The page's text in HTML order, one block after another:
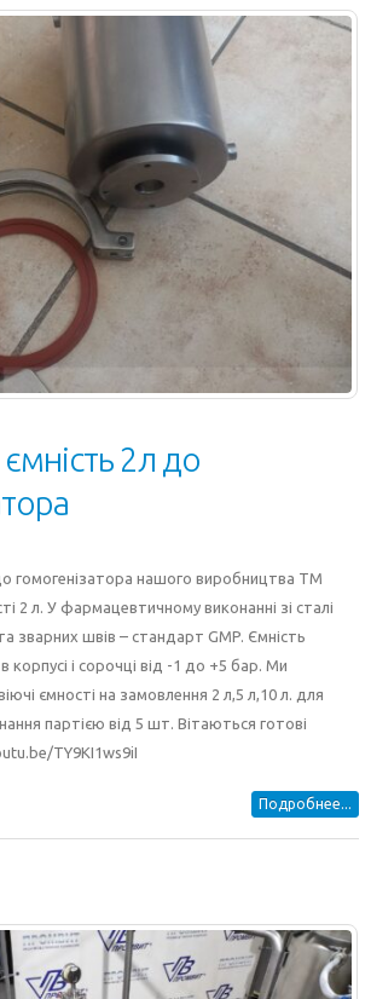
2л до
гомогенізатора нашого виробництва ТМ
2 л. У фармацевтичному виконанні зі сталі
зварних швів – стандарт GMP. Ємність
корпусі і сорочці від -1 до +5 бар. Ми
ємності на замовлення 2 л,5 л,10 л. для
партією від 5 шт. Вітаються готові
TY9KI1ws9iI
Подробнее...